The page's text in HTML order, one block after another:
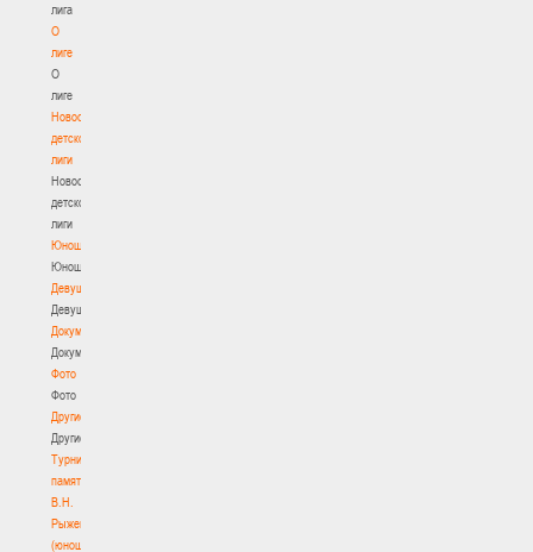
лига
О
лиге
О
лиге
Новости
детской
лиги
Новости
детской
лиги
Юноши
Юноши
Девушки
Девушки
Документы
Документы
Фото
Фото
Другие
Другие
Турнир
памяти
В.Н.
Рыженкова
(юноши)